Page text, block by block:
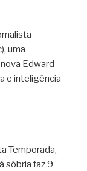
uma
Edward
e inteligência
Temporada,
sóbria faz 9